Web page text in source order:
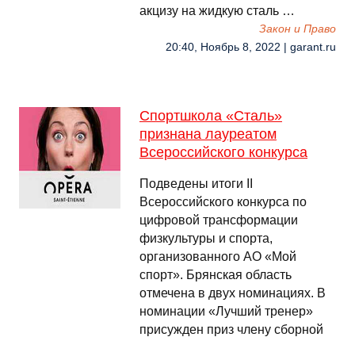
акцизу на жидкую сталь …
Закон и Право
20:40, Ноябрь 8, 2022 | garant.ru
Спортшкола «Сталь»
признана лауреатом
Всероссийского конкурса
Подведены итоги II
Всероссийского конкурса по
цифровой трансформации
физкультуры и спорта,
организованного АО «Мой
спорт». Брянская область
отмечена в двух номинациях. В
номинации «Лучший тренер»
присужден приз члену сборной